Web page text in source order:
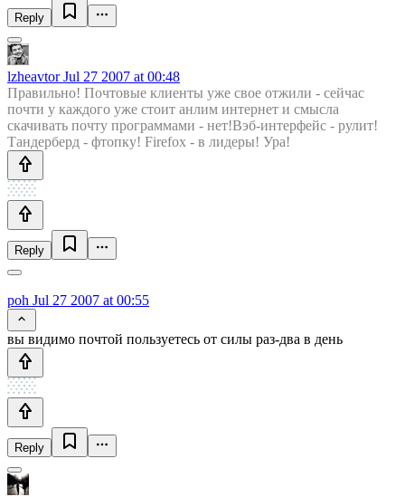
Reply
lzheavtorJul 27 2007 at 00:48
Правильно! Почтовые клиенты уже свое отжили - сейчас
почти у каждого уже стоит анлим интернет и смысла
скачивать почту программами - нет!Вэб-интерфейс - рулит!
Тандерберд - фтопку! Firefox - в лидеры! Ура!
Reply
poh Jul 27 2007 at 00:55
вы видимо почтой пользуетесь от силы раз-два в день
Reply